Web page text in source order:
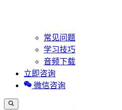
常见问题
学习技巧
音频下载
立即咨询
微信咨询